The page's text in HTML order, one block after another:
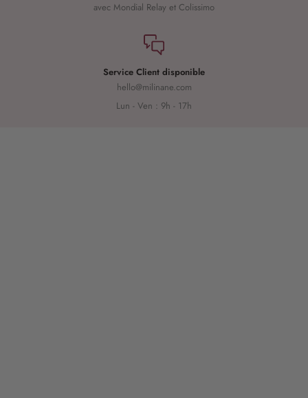
avec Mondial Relay et Colissimo
Service Client disponible
hello@milinane.com
Lun - Ven : 9h - 17h